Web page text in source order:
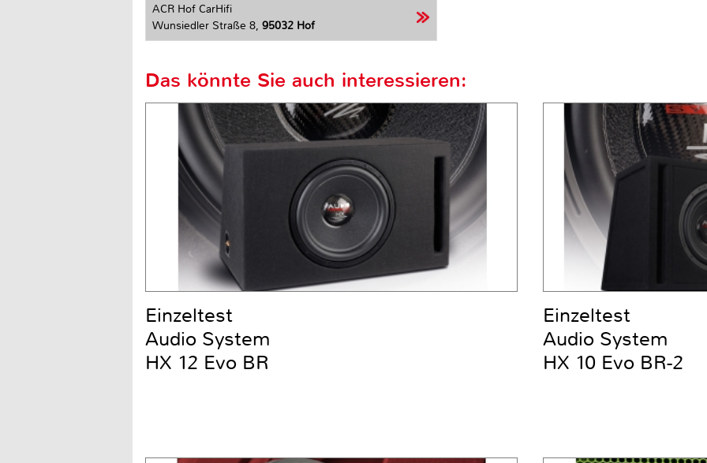
ACR Hof CarHifi
Wunsiedler Straße 8, 95032 Hof
Das könnte Sie auch interessieren:
Einzeltest
Audio System
HX 12 Evo BR
Einzeltest
Audio System
HX 10 Evo BR-2